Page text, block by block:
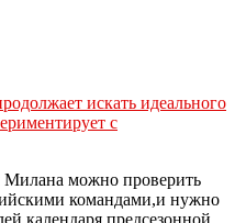
искать идеального
с
можно проверить
командами,и нужно